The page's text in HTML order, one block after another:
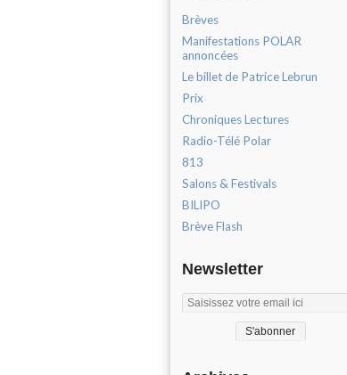
Brèves
Manifestations POLAR
annoncées
Le billet de Patrice Lebrun
Prix
Chroniques Lectures
Radio-Télé Polar
813
Salons & Festivals
BILIPO
Brève Flash
Newsletter